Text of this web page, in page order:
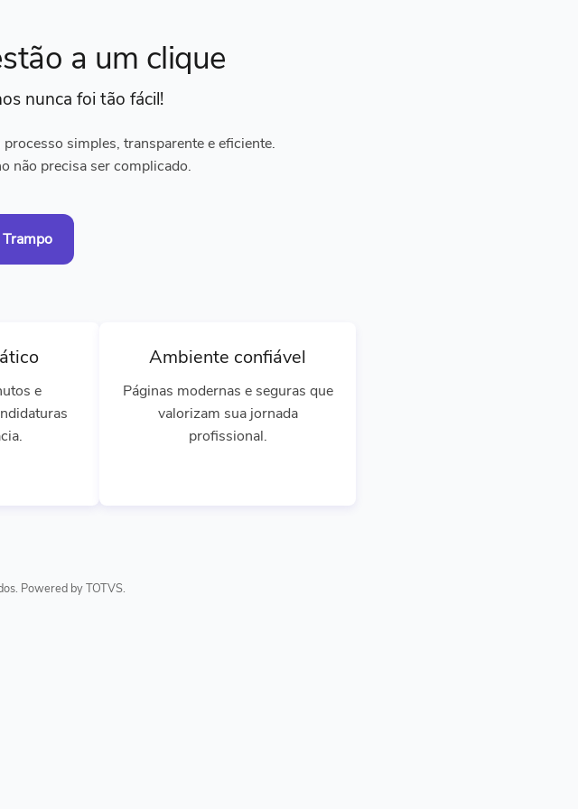
a um clique
nunca foi tão fácil!
simples, transparente e eficiente.
não precisa ser complicado.
e
Ambiente confiável
Páginas modernas e seguras que
valorizam sua jornada
profissional.
Powered by TOTVS.